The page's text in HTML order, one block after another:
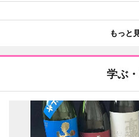
もっと
学ぶ